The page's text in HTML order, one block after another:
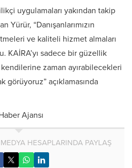
uygulamaları yakından takip
“Danışanlarımızın
ve kaliteli hizmet almaları
KAİRA’yı sadece bir güzellik
zaman ayırabilecekleri
görüyoruz” açıklamasında
Ajansı
HESAPLARINDA PAYLAŞ